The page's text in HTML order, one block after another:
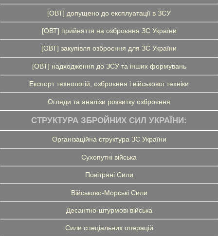
[ОВТ] допущено до експлуатації в ЗСУ
[ОВТ] прийняття на озброєння ЗС України
[ОВТ] закупівля озброєння для ЗС України
[ОВТ] надходження до ЗСУ та інших формувань
Експорт технологій, озброєння і військової техніки
Огляди та аналізи розвитку озброєння
СТРУКТУРА ЗБРОЙНИХ СИЛ УКРАЇНИ:
Організаційна структура ЗС України
Сухопутні війська
Повітряні Сили
Військово-Морські Сили
Десантно-штурмові війська
Сили спеціальних операцій